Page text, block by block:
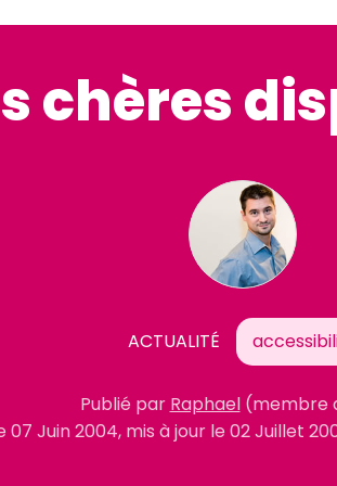
chères
ACTUALITÉ
Publié par Raphael (membre
07 Juin 2004, mis à jour le02 Juillet